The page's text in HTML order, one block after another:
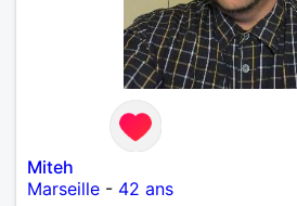
Miteh
Marseille - 42 ans